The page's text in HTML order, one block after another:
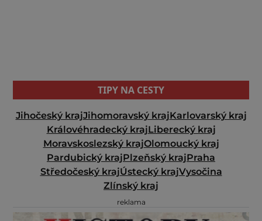
TIPY NA CESTY
Jihočeský krajJihomoravský krajKarlovarský kraj
Královéhradecký krajLiberecký kraj
Moravskoslezský krajOlomoucký kraj
Pardubický krajPlzeňský krajPraha
Středočeský krajÚstecký krajVysočina
Zlínský kraj
reklama